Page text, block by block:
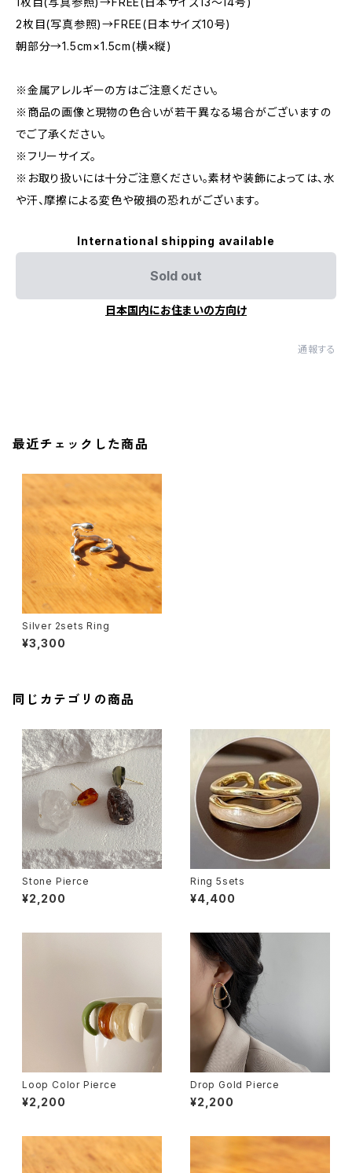
2枚目(写真参照)→FREE(日本サイズ10号)
朝部分→1.5cm×1.5cm(横×縦)
※金属アレルギーの方はご注意ください。
※商品の画像と現物の色合いが若干異なる場合がございますの
でご了承ください。
※フリーサイズ。
※お取り扱いには十分ご注意ください。素材や装飾によっては、水
や汗、摩擦による変色や破損の恐れがございます。
International shipping available
Sold out
日本国内にお住まいの方向け
通報する
最近チェックした商品
Silver 2sets Ring
¥3,300
同じカテゴリの商品
Stone Pierce
¥2,200
Ring 5sets
¥4,400
Loop Color Pierce
¥2,200
Drop Gold Pierce
¥2,200